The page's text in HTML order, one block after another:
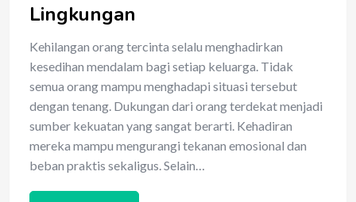
Lingkungan
Kehilangan orang tercinta selalu menghadirkan
kesedihan mendalam bagi setiap keluarga. Tidak
semua orang mampu menghadapi situasi tersebut
dengan tenang. Dukungan dari orang terdekat menjadi
sumber kekuatan yang sangat berarti. Kehadiran
mereka mampu mengurangi tekanan emosional dan
beban praktis sekaligus. Selain…